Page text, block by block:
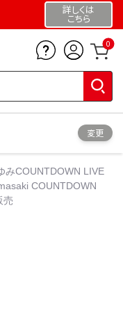
詳しくは
こちら
0
変更
みCOUNTDOWN LIVE
COUNTDOWN
売